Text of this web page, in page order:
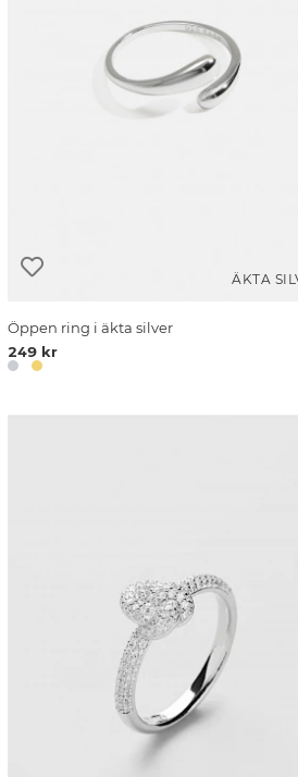
ÄKTA
Öppen ring i äkta silver
249 kr